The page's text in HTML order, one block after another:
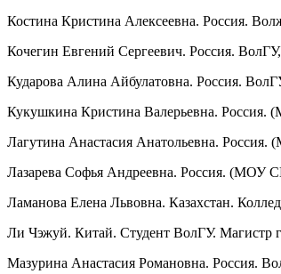
Костина Кристина Алексеевна. Россия.
Кочегин Евгений Сергеевич. Россия.
Кударова Алина Айбулатовна. Россия.
Кукушкина Кристина Валерьевна. Россия.
Лагутина Анастасия Анатольевна.
Лазарева Софья Андреевна. Россия. (МОУ
Ламанова Елена Львовна. Казахстан.
Ли Чэжуй. Китай. Студент ВолГУ. Магистр
Мазурина Анастасия Романовна. Россия.